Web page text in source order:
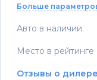
Больше
Авто в наличии
Место в рейтинге
Отзывы о